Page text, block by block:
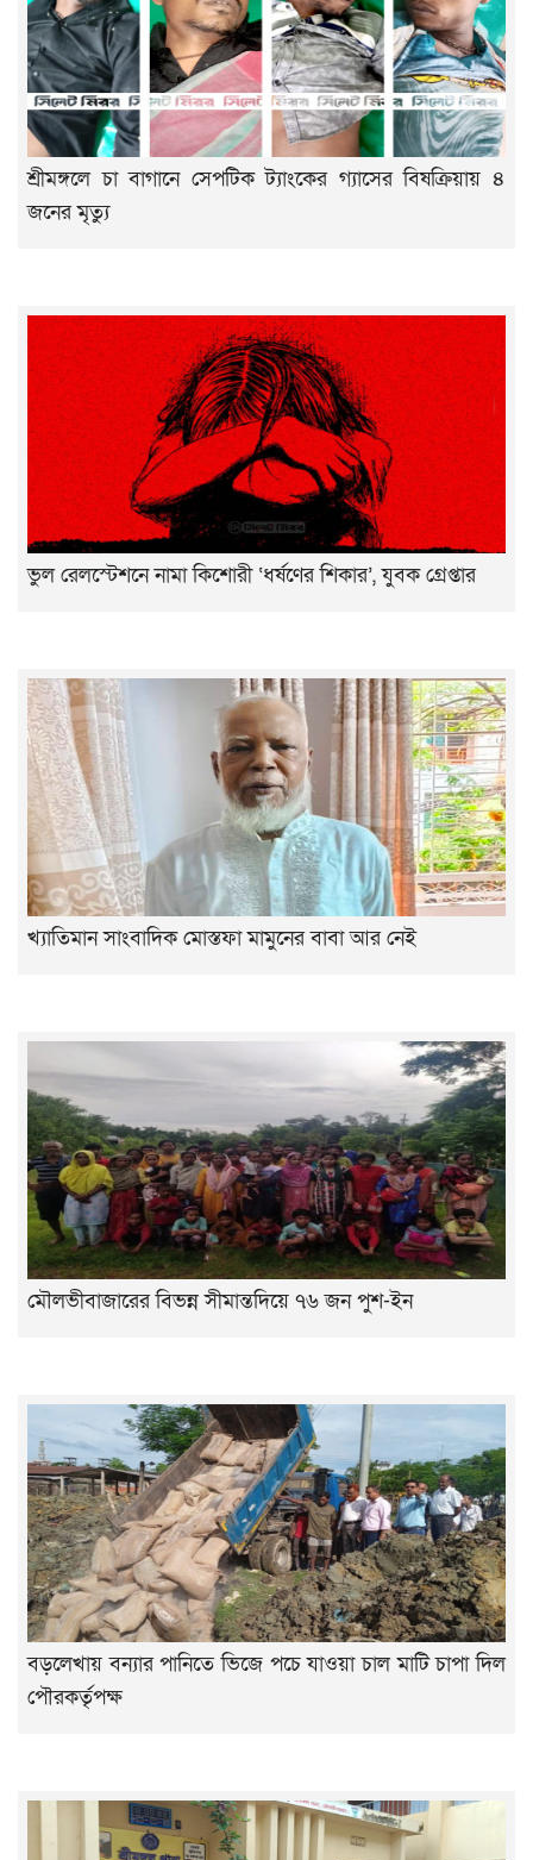
শ্রীমঙ্গলে চা বাগানে সেপটিক ট্যাংকের গ্যাসের বিষক্রিয়ায় ৪
জনের মৃত্যু
ভুল রেলস্টেশনে নামা কিশোরী ‘ধর্ষণের শিকার’, যুবক গ্রেপ্তার
খ্যাতিমান সাংবাদিক মোস্তফা মামুনের বাবা আর নেই
মৌলভীবাজারের বিভন্ন সীমান্তদিয়ে ৭৬ জন পুশ-ইন
বড়লেখায় বন্যার পানিতে ভিজে পচে যাওয়া চাল মাটি চাপা দিল
পৌরকর্তৃপক্ষ